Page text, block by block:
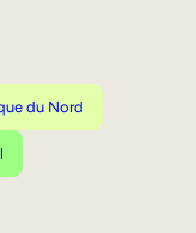
du Nord